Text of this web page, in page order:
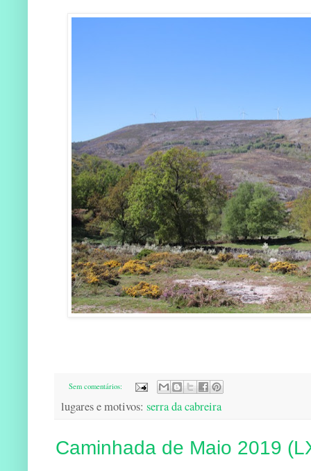
Sem comentários:
lugares e motivos: serra da cabreira
Caminhada de Maio 2019